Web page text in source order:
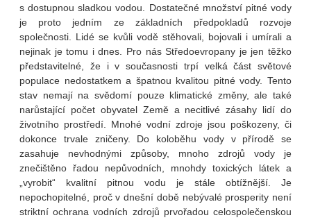
s dostupnou sladkou vodou. Dostatečné množství pitné vody
je proto jedním ze základních předpokladů rozvoje
společnosti. Lidé se kvůli vodě stěhovali, bojovali i umírali a
nejinak je tomu i dnes. Pro nás Středoevropany je jen těžko
představitelné, že i v současnosti trpí velká část světové
populace nedostatkem a špatnou kvalitou pitné vody. Tento
stav nemají na svědomí pouze klimatické změny, ale také
narůstající počet obyvatel Země a necitlivé zásahy lidí do
životního prostředí. Mnohé vodní zdroje jsou poškozeny, či
dokonce trvale zničeny. Do koloběhu vody v přírodě se
zasahuje nevhodnými způsoby, mnoho zdrojů vody je
znečištěno řadou nepůvodních, mnohdy toxických látek a
„vyrobit“ kvalitní pitnou vodu je stále obtížnější. Je
nepochopitelné, proč v dnešní době nebývalé prosperity není
striktní ochrana vodních zdrojů prvořadou celospolečenskou